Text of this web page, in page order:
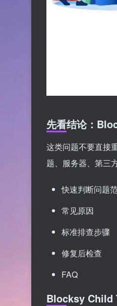
先看结论：
这类问题不要直接
题、服务器、第三
快速判断问题
常见原因
标准排查步骤
修复后检查
FAQ
Blocksy Child